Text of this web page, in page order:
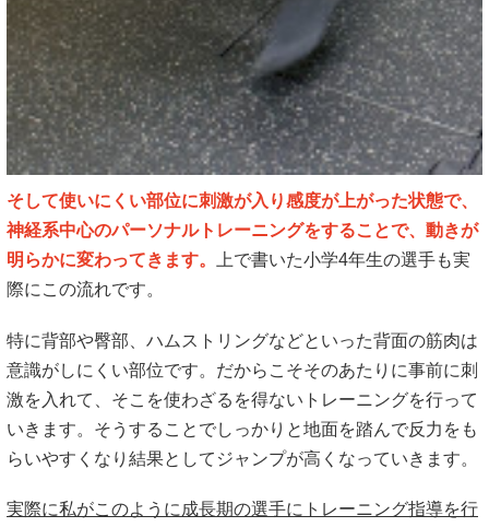
そして使いにくい部位に刺激が入り感度が上がった状態で、
神経系中心のパーソナルトレーニングをすることで、動きが
明らかに変わってきます。 上で書いた小学4年生の選手も実
際にこの流れです。
特に背部や臀部、ハムストリングなどといった背面の筋肉は
意識がしにくい部位です。だからこそそのあたりに事前に刺
激を入れて、そこを使わざるを得ないトレーニングを行って
いきます。そうすることでしっかりと地面を踏んで反力をも
らいやすくなり結果としてジャンプが高くなっていきます。
実際に私がこのように成長期の選手にトレーニング指導を行